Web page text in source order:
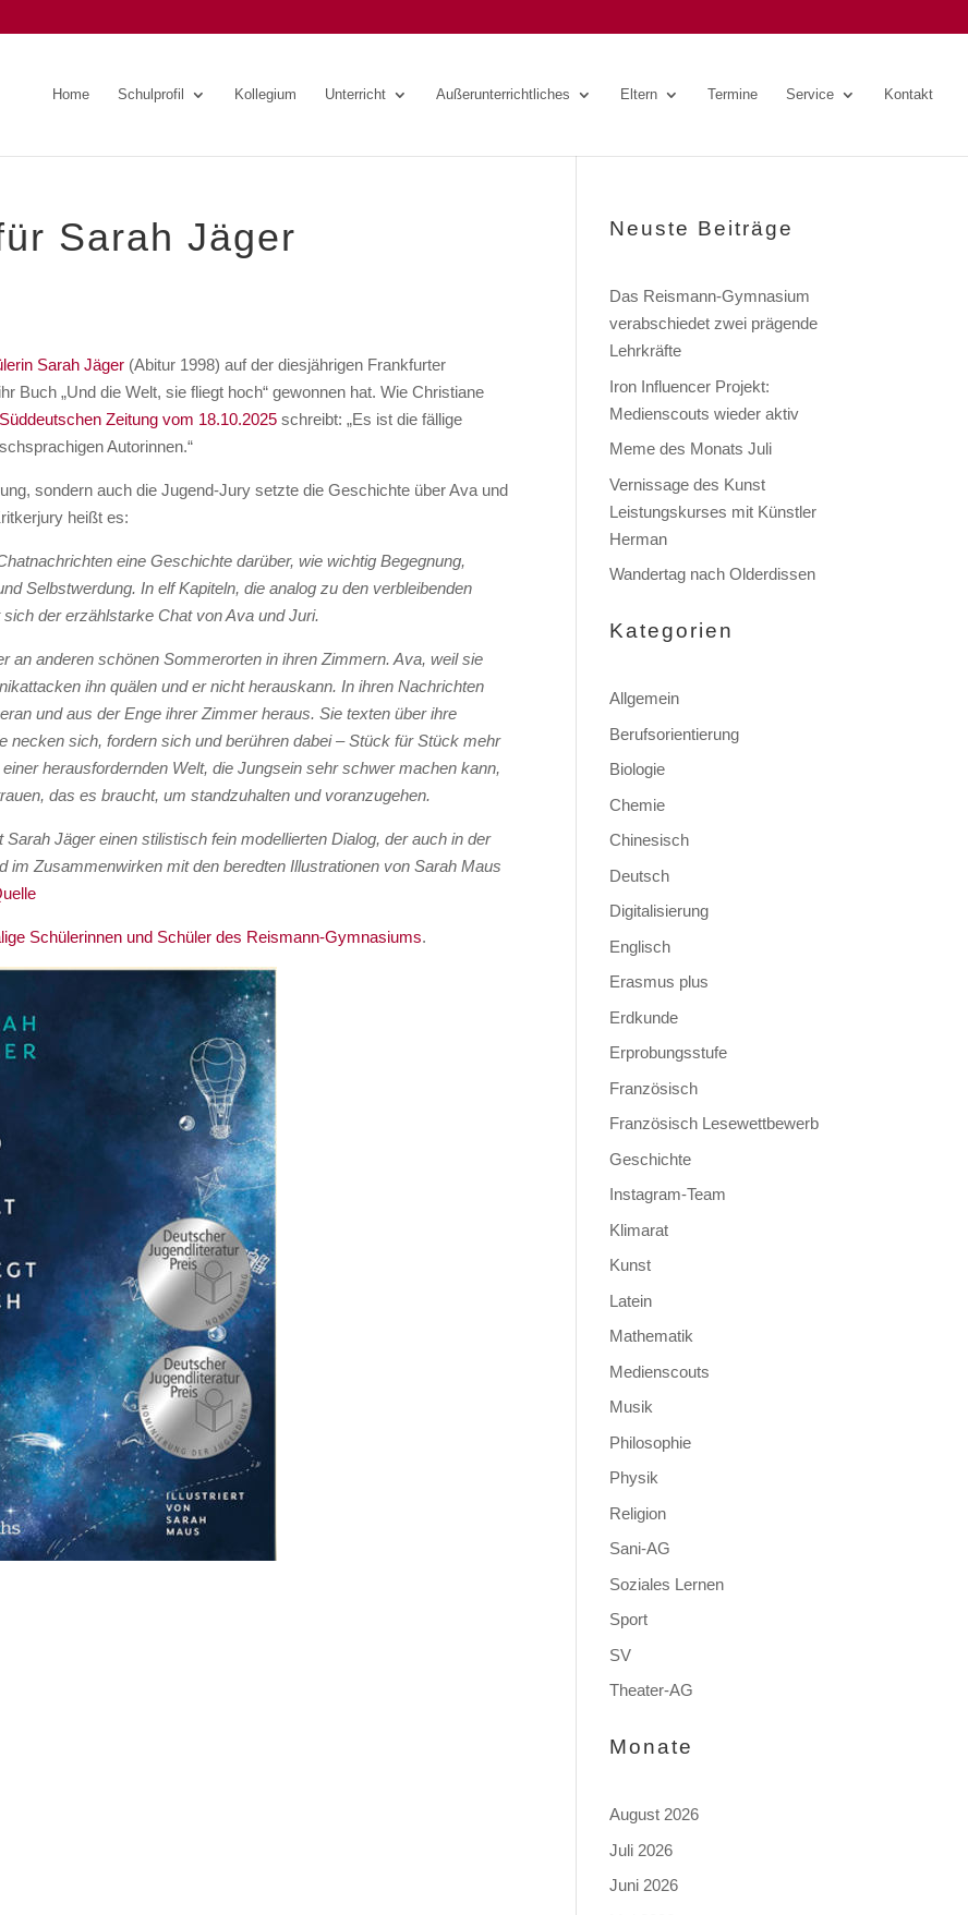
Home Schulprofil Kollegium Unterricht Außerunterrichtliches Eltern Termine Service Kontakt
Sarah Jäger
Sarah Jäger (Abitur 1998) auf der diesjährigen Frankfurter
Buch „Und die Welt, sie fliegt hoch“ gewonnen hat. Wie Christiane
Zeitung vom 18.10.2025 schreibt: „Es ist die fällige
Autorinnen.“
sondern auch die Jugend-Jury setzte die Geschichte über Ava und
heißt es:
eine Geschichte darüber, wie wichtig Begegnung,
Selbstwerdung. In elf Kapiteln, die analog zu den verbleibenden
der erzählstarke Chat von Ava und Juri.
an anderen schönen Sommerorten in ihren Zimmern. Ava, weil sie
ihn quälen und er nicht herauskann. In ihren Nachrichten
und aus der Enge ihrer Zimmer heraus. Sie texten über ihre
necken sich, fordern sich und berühren dabei – Stück für Stück mehr
herausfordernden Welt, die Jungsein sehr schwer machen kann,
das es braucht, um standzuhalten und voranzugehen.
Jäger einen stilistisch fein modellierten Dialog, der auch in der
im Zusammenwirken mit den beredten Illustrationen von Sarah Maus
Schülerinnen und Schüler des Reismann-Gymnasiums.
Neuste Beiträge
Das Reismann-Gymnasium
verabschiedet zwei prägende
Lehrkräfte
Iron Influencer Projekt:
Medienscouts wieder aktiv
Meme des Monats Juli
Vernissage des Kunst
Leistungskurses mit Künstler
Herman
Wandertag nach Olderdissen
Kategorien
Allgemein
Berufsorientierung
Biologie
Chemie
Chinesisch
Deutsch
Digitalisierung
Englisch
Erasmus plus
Erdkunde
Erprobungsstufe
Französisch
Französisch Lesewettbewerb
Geschichte
Instagram-Team
Klimarat
Kunst
Latein
Mathematik
Medienscouts
Musik
Philosophie
Physik
Religion
Sani-AG
Soziales Lernen
Sport
SV
Theater-AG
Monate
August 2026
Juli 2026
Juni 2026